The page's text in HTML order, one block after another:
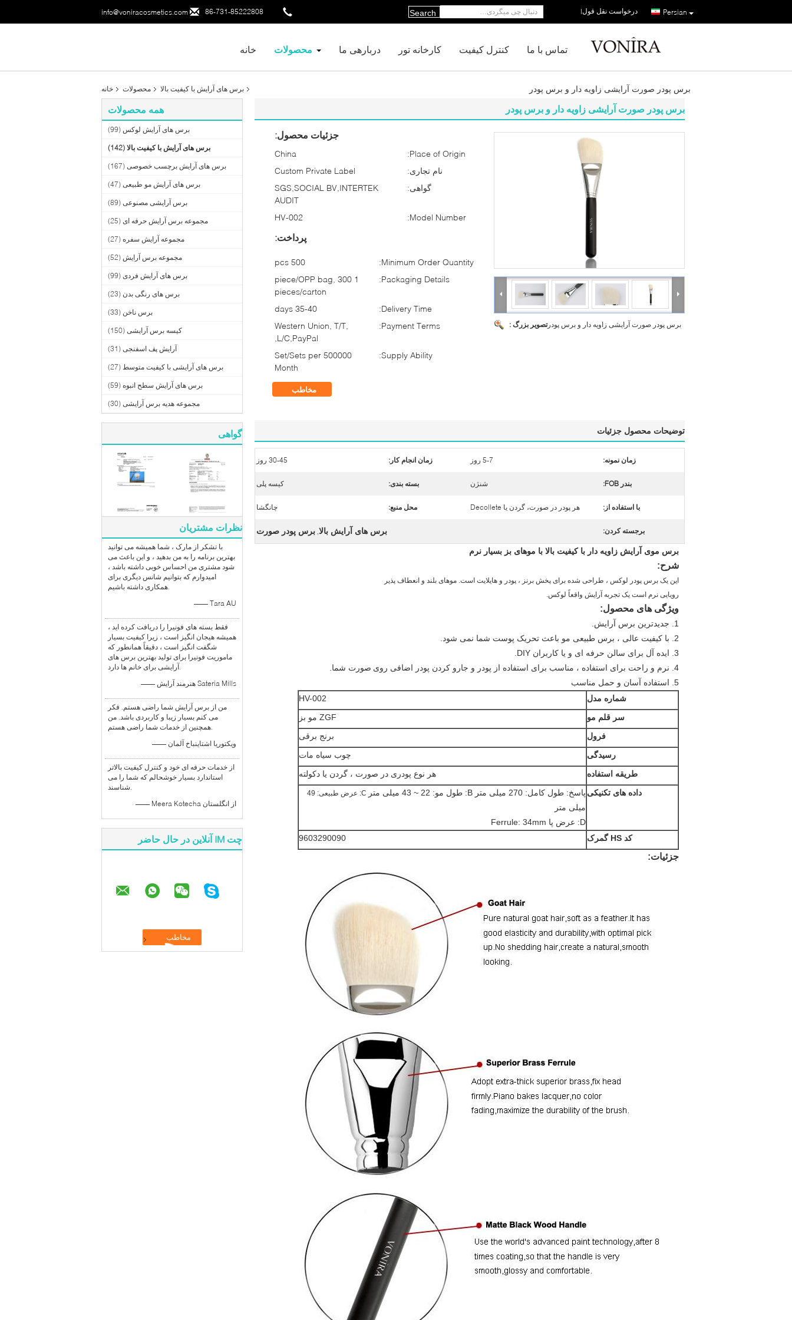
info@voniracosmetics.com 86-731-85222808 Persian درخواست نقل قول|
Search
خانه محصولات دربارهی ما کارخانه تور کنترل کیفیت تماس با ما
خانه محصولات برس های آرایش با کیفیت بالا برس پودر صورت آرایشی زاویه دار و برس پودر
همه محصولات
برس های آرایش لوکس (99)
برس های آرایش با کیفیت بالا (142)
برس های آرایش برچسب خصوصی (167)
برس های آرایش مو طبیعی (47)
برس آرایشی مصنوعی (89)
مجموعه برس آرایش حرفه ای (25)
مجموعه آرایش سفره (27)
مجموعه برس آرایش (52)
برس های آرایش فردی (99)
برس های رنگی بدن (23)
برس ناخن (33)
کیسه برس آرایشی (150)
آرایش پف اسفنجی (31)
برس های آرایشی با کیفیت متوسط (27)
برس های آرایش سطح انبوه (59)
مجموعه هدیه برس آرایشی (30)
گواهی
نظرات مشتریان
با تشکر از مارک ، شما همیشه می توانید
بهترین برنامه را به من بدهید ، و این باعث می
شود مشتری من احساس خوبی داشته باشد ،
امیدوارم که بتوانیم شانس دیگری برای
همکاری داشته باشیم.
—— Tara AU
فقط بسته های فونیرا را دریافت کرده اید ،
همیشه هیجان انگیز است ، زیرا کیفیت بسیار
شگفت انگیز است ، دقیقاً همانطور که
ماموریت فونیرا برای تولید بهترین برس های
آرایشی برای خانم ها دارد.
—— هنرمند آرایش Sateria Mills
من از برس آرایش شما راضی هستم. فکر
می کنم بسیار زیبا و کاربردی باشد. من
همچنین از خدمات شما راضی هستم.
—— ویکتوریا اشتاینباخ آلمان
از خدمات حرفه ای خود و کنترل کیفیت بالاتر
استاندارد بسیار خوشحالم که شما را می
شناسند.
—— Meera Kotecha از انگلستان
چت IM آنلاین در حال حاضر
برس پودر صورت آرایشی زاویه دار و برس پودر
تصویر بزرگ :برس پودر صورت آرایشی زاویه دار و برس پودر
جزئیات محصول:
Place of Origin:
China
نام تجاری:
Custom Private Label
گواهی:
SGS,SOCIAL BV,INTERTEK
AUDIT
Model Number:
HV-002
پرداخت:
Minimum Order Quantity:
500 pcs
Packaging Details:
1 piece/OPP bag, 300
pieces/carton
Delivery Time:
35-40 days
Payment Terms:
Western Union, T/T,
L/C,PayPal,
Supply Ability:
500000 Set/Sets per
Month
مخاطب
توضیحات محصول جزئیات
زمان نمونه: 5-7 روز زمان انجام کار: 30-45 روز
بندر FOB: شنژن بسته بندی: کیسه پلی
با استفاده از: هر پودر در صورت، گردن یا Decollete محل منبع: چانگشا
برجسته کردن: برس های آرایش بالا, برس پودر صورت
برس موی آرایش زاویه دار با کیفیت بالا با موهای بز بسیار نرم
شرح:
این یک برس پودر لوکس ، طراحی شده برای پخش برنز ، پودر و هایلایت است. موهای بلند و انعطاف پذیر
رویایی نرم است یک تجربه آرایش واقعاً لوکس.
ویژگی های محصول:
1. جدیدترین برس آرایش.
2. با کیفیت عالی ، برس طبیعی مو باعث تحریک پوست شما نمی شود.
3. ایده آل برای سالن حرفه ای و یا کاربران DIY.
4. نرم و راحت برای استفاده ، مناسب برای استفاده از پودر و جارو کردن پودر اضافی روی
صورت شما.
5. استفاده آسان و حمل مناسب
شماره مدل
HV-002
سر قلم مو
ZGF مو بز
فرول
برنج برقی
رسیدگی
چوب سیاه مات
طریقه استفاده
هر نوع پودری در صورت ، گردن یا دکولته
داده های تکنیکی پاسخ: طول کامل: 270 میلی متر B: طول مو: 22 ~ 43 میلی متر
میلی متر
D: عرض پا Ferrule: 34mm
کد HS گمرک
9603290090
جزئیات: